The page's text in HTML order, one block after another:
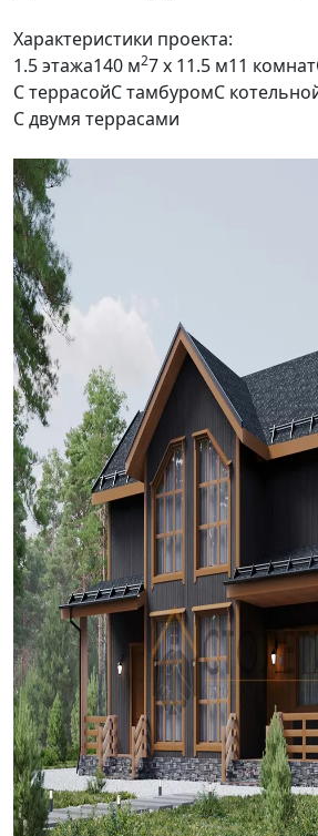
Характеристики проекта:
1.5 этажа140 м27 x 11.5 м11 комнат
С террасойС тамбуромС
С двумя террасами